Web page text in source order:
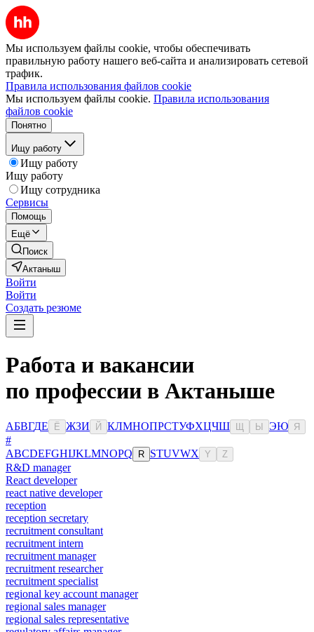
Мы используем файлы cookie, чтобы обеспечивать
правильную работу нашего веб-сайта и анализировать сетевой
трафик.
Правила использования файлов cookie
Мы используем файлы cookie. Правила использования
файлов cookie
Понятно
Ищу работу
Ищу работу
Ищу работу
Ищу сотрудника
Сервисы
Помощь
Ещё
Поиск
Актаныш
Войти
Войти
Создать резюме
Работа и вакансии
по профессии в Актаныше
АБВГДЕ Ё ЖЗИ Й КЛМНОПРСТУФХЦЧШ Ы ЭЮ Я
#
ABCDEFGHIJKLMNOPQ R STUVWX Y Z
R&D manager
React developer
react native developer
reception
reception secretary
recruitment consultant
recruitment intern
recruitment manager
recruitment researcher
recruitment specialist
regional key account manager
regional sales manager
regional sales representative